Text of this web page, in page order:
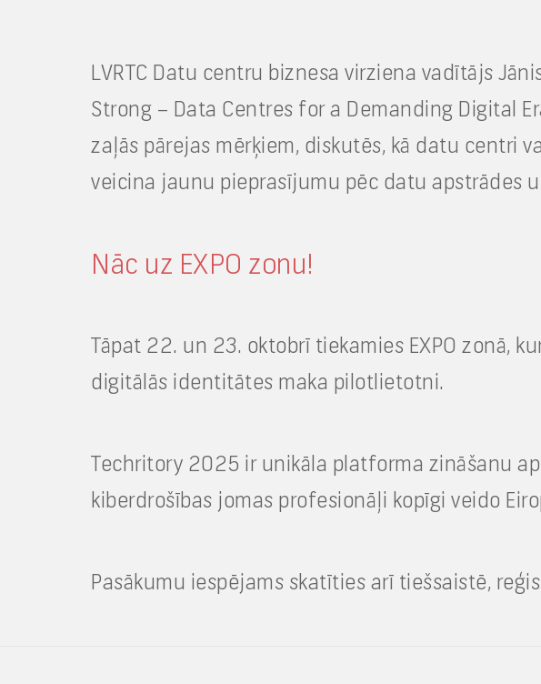
LVRTC Datu centru biznesa virziena vadītājs
Strong – Data Centres for a Demanding Digital
zaļās pārejas mērķiem, diskutēs, kā datu centri
veicina jaunu pieprasījumu pēc datu apstrādes
Nāc uz EXPO zonu!
Tāpat 22. un 23. oktobrī tiekamies EXPO zonā,
digitālās identitātes maka pilotlietotni.
Techritory 2025 ir unikāla platforma zināšanu
kiberdrošības jomas profesionāļi kopīgi veido
Pasākumu iespējams skatīties arī tiešsaistē,